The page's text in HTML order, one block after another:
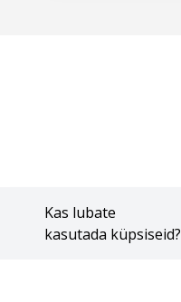
Kas lubate
kasutada küpsiseid?